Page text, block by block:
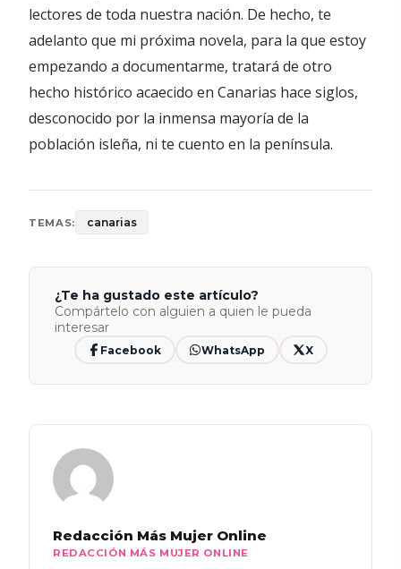
lectores de toda nuestra nación. De hecho, te
adelanto que mi próxima novela, para la que estoy
empezando a documentarme, tratará de otro
hecho histórico acaecido en Canarias hace siglos,
desconocido por la inmensa mayoría de la
población isleña, ni te cuento en la península.
TEMAS: canarias
¿Te ha gustado este artículo?
Compártelo con alguien a quien le pueda
interesar
Facebook WhatsApp X
Redacción Más Mujer Online
REDACCIÓN MÁS MUJER ONLINE